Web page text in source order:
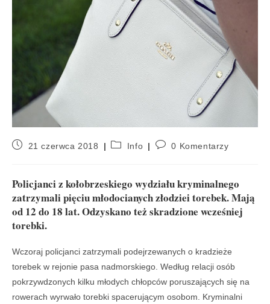
21 czerwca 2018 Info 0 Komentarzy
Policjanci z kołobrzeskiego wydziału kryminalnego
zatrzymali pięciu młodocianych złodziei torebek. Mają
od 12 do 18 lat. Odzyskano też skradzione wcześniej
torebki.
Wczoraj policjanci zatrzymali podejrzewanych o kradzieże
torebek w rejonie pasa nadmorskiego. Według relacji osób
pokrzywdzonych kilku młodych chłopców poruszających się na
rowerach wyrwało torebki spacerującym osobom. Kryminalni